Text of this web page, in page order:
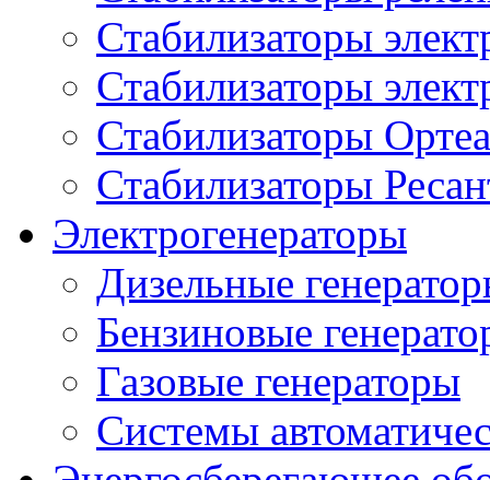
Стабилизаторы
Стабилизаторы
Стабилизаторы Ортеа
Стабилизаторы
Электрогенераторы
Дизельные
Бензиновые
Газовые генераторы
Системы